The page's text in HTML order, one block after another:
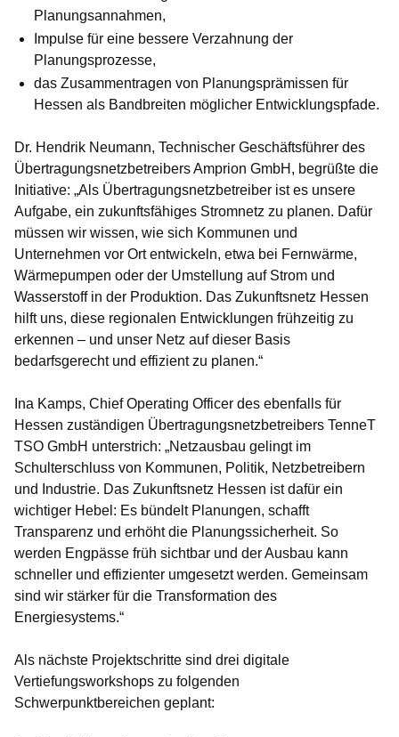
Planungsannahmen,
Impulse für eine bessere Verzahnung der
Planungsprozesse,
das Zusammentragen von Planungsprämissen für
Hessen als Bandbreiten möglicher Entwicklungspfade.
Dr. Hendrik Neumann, Technischer Geschäftsführer des
Übertragungsnetzbetreibers Amprion GmbH , begrüßte die
Initiative: „Als Übertragungsnetzbetreiber ist es unsere
Aufgabe, ein zukunftsfähiges Stromnetz zu planen. Dafür
müssen wir wissen, wie sich Kommunen und
Unternehmen vor Ort entwickeln, etwa bei Fernwärme,
Wärmepumpen oder der Umstellung auf Strom und
Wasserstoff in der Produktion. Das Zukunftsnetz Hessen
hilft uns, diese regionalen Entwicklungen frühzeitig zu
erkennen – und unser Netz auf dieser Basis
bedarfsgerecht und effizient zu planen.“
Ina Kamps, Chief Operating Officer des ebenfalls für
Hessen zuständigen Übertragungsnetzbetreibers TenneT
TSO GmbH unterstrich: „Netzausbau gelingt im
Schulterschluss von Kommunen, Politik, Netzbetreibern
und Industrie. Das Zukunftsnetz Hessen ist dafür ein
wichtiger Hebel: Es bündelt Planungen, schafft
Transparenz und erhöht die Planungssicherheit. So
werden Engpässe früh sichtbar und der Ausbau kann
schneller und effizienter umgesetzt werden. Gemeinsam
sind wir stärker für die Transformation des
Energiesystems.“
Als nächste Projektschritte sind drei digitale
Vertiefungsworkshops zu folgenden
Schwerpunktbereichen geplant: